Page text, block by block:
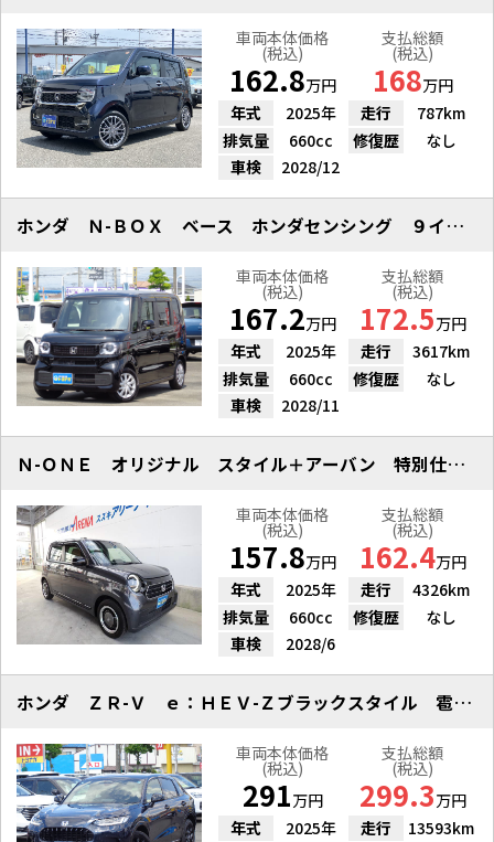
車両本体価格
(税込)
162.8万円
支払総額
(税込)
168万円
年式
2025年 走行
787km
排気量
660cc 修復歴
なし
車検
2028/12
ホンダ Ｎ-ＢＯＸ ベース ホンダセンシング ９インチナビ Ｂカメラ
車両本体価格
(税込)
167.2万円
支払総額
(税込)
172.5万円
年式
2025年 走行
3617km
排気量
660cc 修復歴
なし
車検
2028/11
Ｎ-ＯＮＥ オリジナル スタイル＋アーバン 特別仕様車
車両本体価格
(税込)
157.8万円
支払総額
(税込)
162.4万円
年式
2025年 走行
4326km
排気量
660cc 修復歴
なし
車検
2028/6
ホンダ ＺＲ-Ｖ ｅ：ＨＥＶ-Ｚブラックスタイル 雹凹有 ９ナビ
車両本体価格
(税込)
291万円
支払総額
(税込)
299.3万円
年式
2025年 走行
13593km